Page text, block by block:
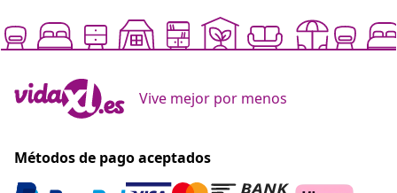
Vive mejor por menos
Métodos de pago aceptados